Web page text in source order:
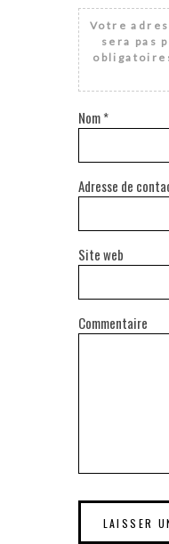
Votre
sera pas
Nom*
Adresse de
Site web
Commentaire